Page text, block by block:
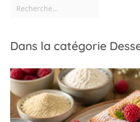
Dans la catégorie